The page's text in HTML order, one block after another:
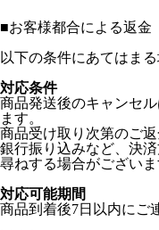
■お客様都合による返金
以下の条件にあてはま
対応条件
商品発送後のキャンセ
ます。
商品受け取り次第のご返
銀行振り込みなど、決
尋ねする場合がございま
対応可能期間
商品到着後7日以内にご